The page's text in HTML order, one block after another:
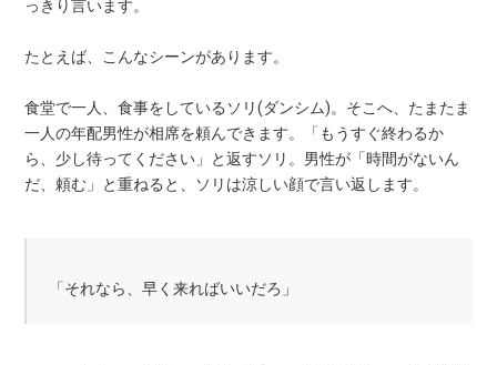
っきり言います。
たとえば、こんなシーンがあります。
食堂で一人、食事をしているソリ(ダンシム)。そこへ、たまたま
一人の年配男性が相席を頼んできます。「もうすぐ終わるか
ら、少し待ってください」と返すソリ。男性が「時間がないん
だ、頼む」と重ねると、ソリは涼しい顔で言い返します。
「それなら、早く来ればいいだろ」